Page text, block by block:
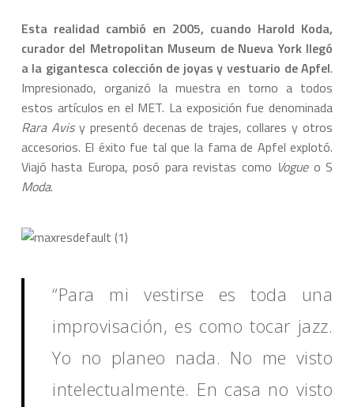
Esta realidad cambió en 2005, cuando Harold Koda,
curador del Metropolitan Museum de Nueva York llegó
a la gigantesca colección de joyas y vestuario de Apfel.
Impresionado, organizó la muestra en torno a todos
estos artículos en el MET. La exposición fue denominada
Rara Avisy presentó decenas de trajes, collares y otros
accesorios. El éxito fue tal que la fama de Apfel explotó.
Viajó hasta Europa, posó para revistas como Vogueo S
Moda.
“Para mi vestirse es toda una
improvisación, es como tocar jazz.
Yo no planeo nada. No me visto
intelectualmente. En casa no visto